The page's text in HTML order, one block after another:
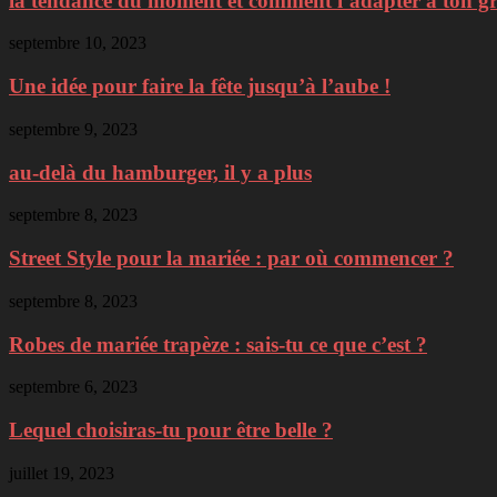
septembre 10, 2023
Une idée pour faire la fête jusqu’à l’aube !
septembre 9, 2023
au-delà du hamburger, il y a plus
septembre 8, 2023
Street Style pour la mariée : par où commencer ?
septembre 8, 2023
Robes de mariée trapèze : sais-tu ce que c’est ?
septembre 6, 2023
Lequel choisiras-tu pour être belle ?
juillet 19, 2023